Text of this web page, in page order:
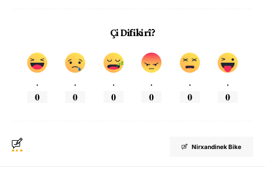
Çi Difikirî?
.
0
.
0
.
0
.
0
.
0
.
0
Nirxandinek Bike